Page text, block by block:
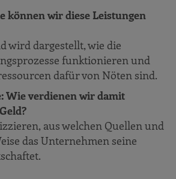
können wir diese Leistungen
wird dargestellt, wie die
funktionieren und
dafür von Nöten sind.
Wie verdienen wir damit
aus welchen Quellen und
das Unternehmen seine